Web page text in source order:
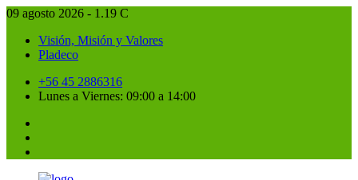
09 agosto 2026 - 1.19 C
Visión, Misión y Valores
Pladeco
+56 45 2886316
Lunes a Viernes: 09:00 a 14:00